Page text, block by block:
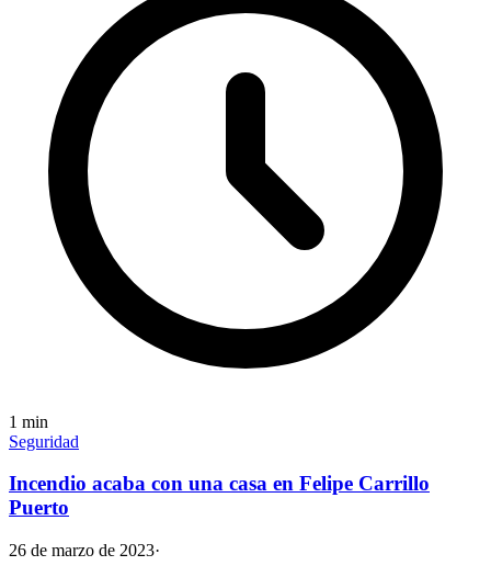
1 min
Seguridad
Incendio acaba con una casa en Felipe Carrillo
Puerto
26 de marzo de 2023·